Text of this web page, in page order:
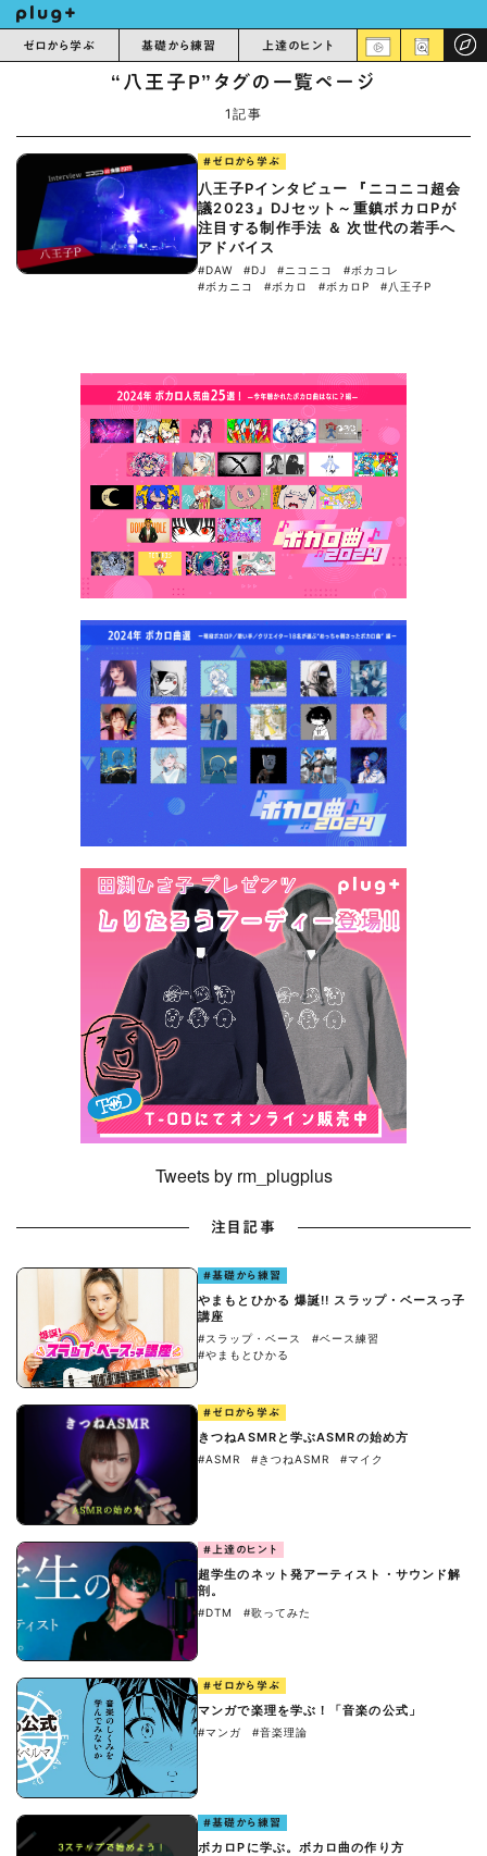
ゼロから学ぶ 基礎から練習 上達のヒント
“八王子P”タグの一覧ページ
1記事
#ゼロから学ぶ
八王子Pインタビュー 『ニコニコ超会
議2023』DJセット～重鎮ボカロPが
注目する制作手法 ＆ 次世代の若手へ
アドバイス
#DAW #DJ #ニコニコ
#ボカコレ
#ボカニコ
#ボカロ #ボカロP #八王子P
Tweets by rm_plugplus
注目記事
#基礎から練習
やまもとひかる 爆誕!! スラップ・ベースっ子
講座
#スラップ・ベース
#ベース練習
#やまもとひかる
#ゼロから学ぶ
きつねASMRと学ぶASMRの始め方
#ASMR #きつねASMR #マイク
#上達のヒント
超学生のネット発アーティスト・サウンド解
剖。
#DTM #歌ってみた
#ゼロから学ぶ
マンガで楽理を学ぶ！「音楽の公式」
#マンガ #音楽理論
#基礎から練習
ボカロPに学ぶ。ボカロ曲の作り方